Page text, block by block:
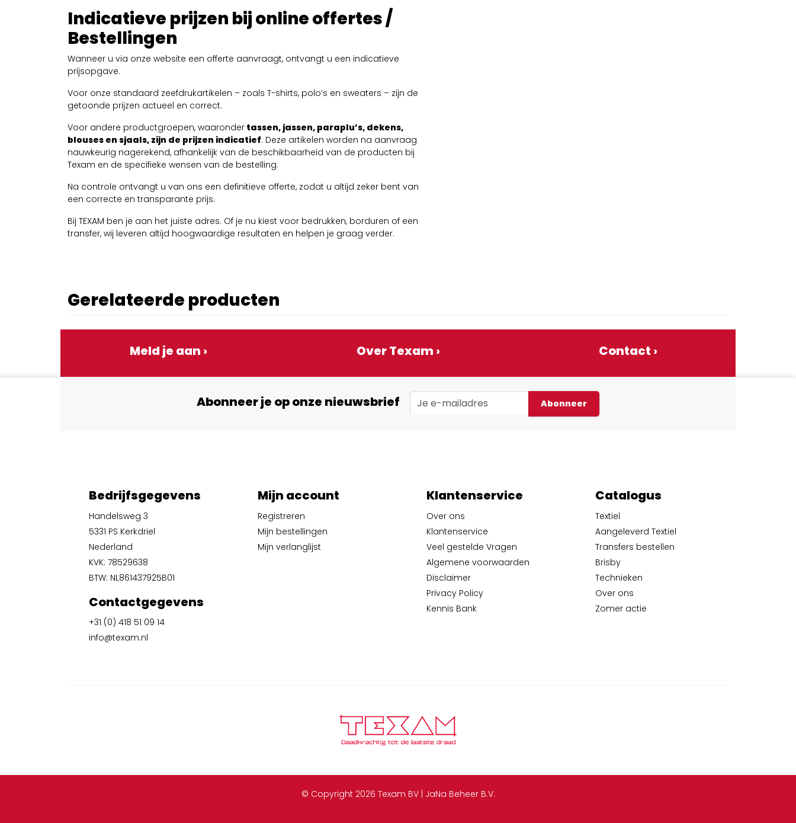
Indicatieve prijzen bij online offertes /
Bestellingen
Wanneer u via onze website een offerte aanvraagt, ontvangt u een indicatieve
prijsopgave.
Voor onze standaard zeefdrukartikelen – zoals T-shirts, polo’s en sweaters – zijn de
getoonde prijzen actueel en correct.
Voor andere productgroepen, waaronder tassen, jassen, paraplu’s, dekens,
blouses en sjaals, zijn de prijzen indicatief. Deze artikelen worden na aanvraag
nauwkeurig nagerekend, afhankelijk van de beschikbaarheid van de producten bij
Texam en de specifieke wensen van de bestelling.
Na controle ontvangt u van ons een definitieve offerte, zodat u altijd zeker bent van
een correcte en transparante prijs.
Bij TEXAM ben je aan het juiste adres. Of je nu kiest voor bedrukken, borduren of een
transfer, wij leveren altijd hoogwaardige resultaten en helpen je graag verder.
Gerelateerde producten
Meld je aan › Over Texam › Contact ›
Abonneer je op onze nieuwsbrief Abonneer
Bedrijfsgegevens
Handelsweg 3
5331 PS Kerkdriel
Nederland
KVK: 78529638
BTW: NL861437925B01
Contactgegevens
+31 (0) 418 51 09 14
info@texam.nl
Mijn account
Registreren
Mijn bestellingen
Mijn verlanglijst
Klantenservice
Over ons
Klantenservice
Veel gestelde Vragen
Algemene voorwaarden
Disclaimer
Privacy Policy
Kennis Bank
Catalogus
Textiel
Aangeleverd Textiel
Transfers bestellen
Brisby
Technieken
Over ons
Zomer actie
© Copyright 2026 Texam BV | JaNa Beheer B.V.